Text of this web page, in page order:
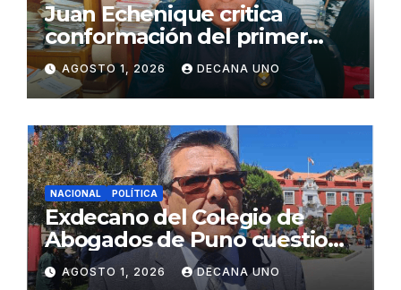
Juan Echenique critica
conformación del primer
gabinete ministerial de Keiko
Fujimori
AGOSTO 1, 2026 DECANA UNO
NACIONAL POLÍTICA
Exdecano del Colegio de
Abogados de Puno cuestiona
propuestas sobre seguridad
ciudadana
AGOSTO 1, 2026 DECANA UNO